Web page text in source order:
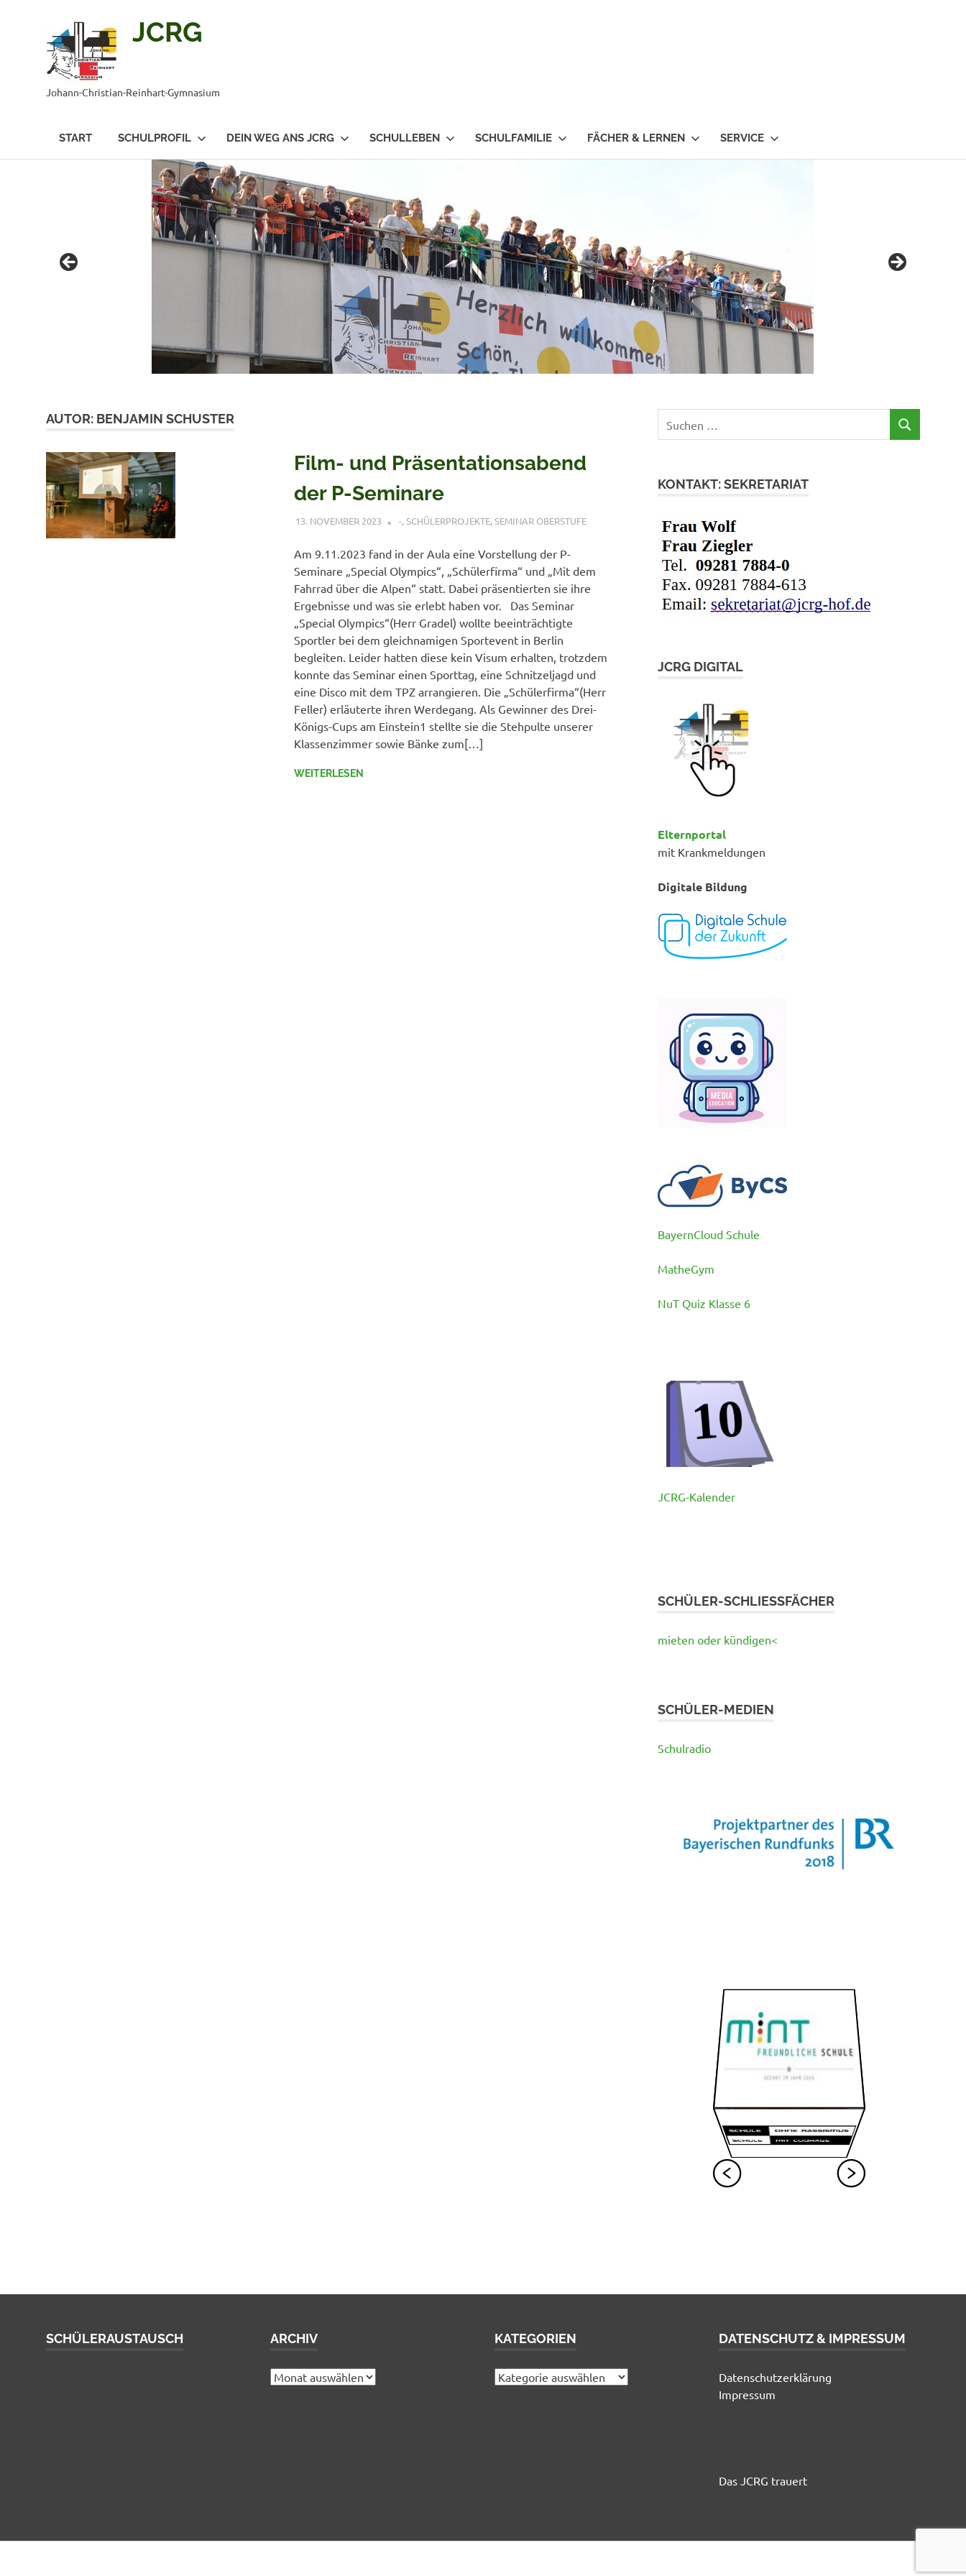
JCRG
Johann-Christian-Reinhart-Gymnasium
START SCHULPROFIL DEIN WEG ANS JCRG SCHULLEBEN SCHULFAMILIE FÄCHER & LERNEN SERVICE
AUTOR: BENJAMIN SCHUSTER
Film- und Präsentationsabend
der P-Seminare
13. NOVEMBER 2023 BENJAMIN SCHUSTER
-,SCHÜLERPROJEKTE,SEMINAR OBERSTUFE
Am 9.11.2023 fand in der Aula eine Vorstellung der P-
Seminare „Special Olympics“, „Schülerfirma“ und „Mit dem
Fahrrad über die Alpen“ statt. Dabei präsentierten sie ihre
Ergebnisse und was sie erlebt haben vor. Das Seminar
„Special Olympics“(Herr Gradel) wollte beeinträchtigte
Sportler bei dem gleichnamigen Sportevent in Berlin
begleiten. Leider hatten diese kein Visum erhalten, trotzdem
konnte das Seminar einen Sporttag, eine Schnitzeljagd und
eine Disco mit dem TPZ arrangieren. Die „Schülerfirma“(Herr
Feller) erläuterte ihren Werdegang. Als Gewinner des Drei-
Königs-Cups am Einstein1 stellte sie die Stehpulte unserer
Klassenzimmer sowie Bänke zum[…]
WEITERLESEN
nach:
SUCHEN
KONTAKT: SEKRETARIAT
JCRG DIGITAL
Elternportal
mit Krankmeldungen
Digitale Bildung
BayernCloud Schule
MatheGym
NuT Quiz Klasse 6
JCRG-Kalender
SCHÜLER-SCHLIESSFÄCHER
mieten oder kündigen<
SCHÜLER-MEDIEN
Schulradio
SCHÜLERAUSTAUSCH ARCHIV
Archiv
KATEGORIEN
Kategorien
DATENSCHUTZ & IMPRESSUM
Datenschutzerklärung
Impressum
Das JCRG trauert